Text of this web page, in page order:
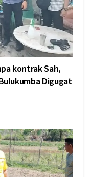
kontrak Sah,
Digugat